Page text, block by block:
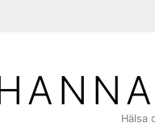
Hälsa